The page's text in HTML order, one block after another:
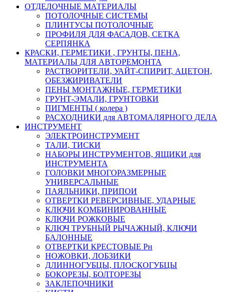
ОТДЕЛОЧНЫЕ МАТЕРИАЛЫ
ПОТОЛОЧНЫЕ СИСТЕМЫ
ПЛИНТУСЫ ПОТОЛОЧНЫЕ
ПРОФИЛЯ ДЛЯ ФАСАДОВ, СЕТКА
СЕРПЯНКА
КРАСКИ, ГЕРМЕТИКИ , ГРУНТЫ, ПЕНА,
МАТЕРИАЛЫ ДЛЯ АВТОРЕМОНТА
РАСТВОРИТЕЛИ, УАЙТ-СПИРИТ, АЦЕТОН,
ОБЕЗЖИРИВАТЕЛИ
ПЕНЫ МОНТАЖНЫЕ, ГЕРМЕТИКИ
ГРУНТ-ЭМАЛИ, ГРУНТОВКИ
ПИГМЕНТЫ ( колера )
РАСХОДНИКИ для АВТОМАЛЯРНОГО ДЕЛА
ИНСТРУМЕНТ
ЭЛЕКТРОИНСТРУМЕНТ
ТАЛИ, ТИСКИ
НАБОРЫ ИНСТРУМЕНТОВ, ЯЩИКИ для
ИНСТРУМЕНТА
ГОЛОВКИ МНОГОРАЗМЕРНЫЕ
УНИВЕРСАЛЬНЫЕ
ПАЯЛЬНИКИ, ПРИПОИ
ОТВЕРТКИ РЕВЕРСИВНЫЕ, УДАРНЫЕ
КЛЮЧИ КОМБИНИРОВАННЫЕ
КЛЮЧИ РОЖКОВЫЕ
КЛЮЧ ТРУБНЫЙ РЫЧАЖНЫЙ, КЛЮЧИ
БАЛОННЫЕ
ОТВЕРТКИ КРЕСТОВЫЕ Рн
НОЖОВКИ, ЛОБЗИКИ
ДЛИННОГУБЦЫ, ПЛОСКОГУБЦЫ
БОКОРЕЗЫ, БОЛТОРЕЗЫ
ЗАКЛЕПОЧНИКИ